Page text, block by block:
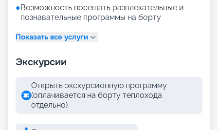
●Возможность посещать развлекательные и
познавательные программы на борту
Показать все услуги
Экскурсии
Открыть экскурсионную программу
(оплачивается на борту теплохода
отдельно)